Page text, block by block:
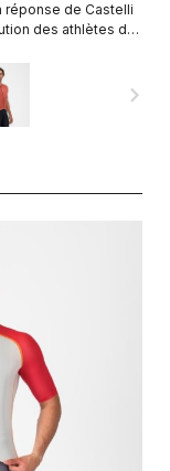
réponse de Castelli
des athlètes de
sport.
navigate_next